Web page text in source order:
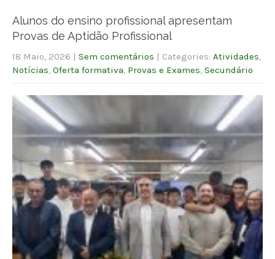
Alunos do ensino profissional apresentam
Provas de Aptidão Profissional
18 Maio, 2026 | Sem comentários | Categories: Atividades
Notícias Oferta formativa Provas e Exames Secundário